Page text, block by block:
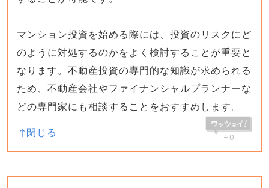
マンション投資を始める際には、投資のリスクにど
のように対処するのかをよく検討することが重要と
なります。不動産投資の専門的な知識が求められる
ため、不動産会社やファイナンシャルプランナーな
どの専門家にも相談することをおすすめします。
+0